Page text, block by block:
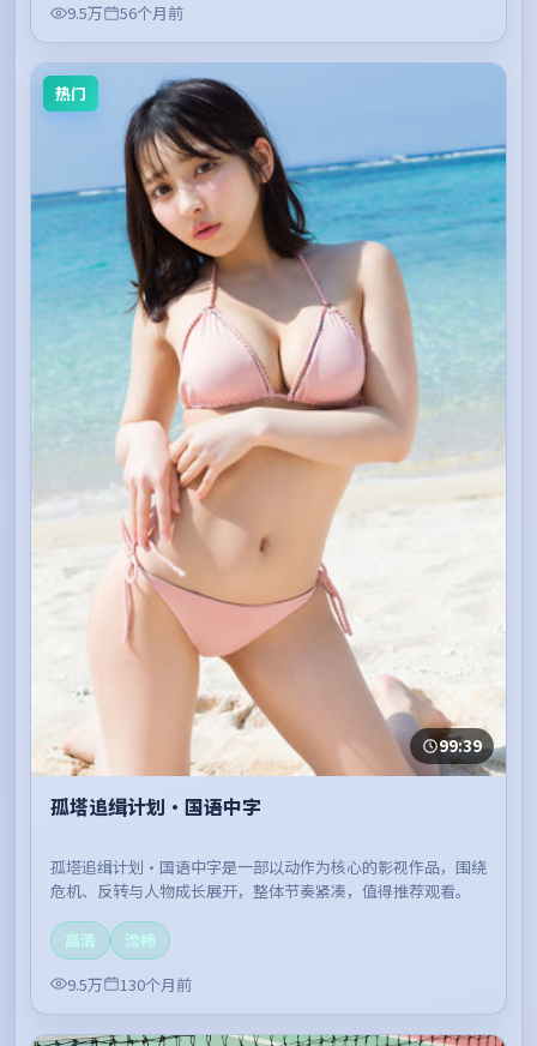
9.5万
56个月前
热门
99:39
孤塔追缉计划·国语中字
孤塔追缉计划·国语中字是一部以动作为核心的影视作品，围绕
危机、反转与人物成长展开，整体节奏紧凑，值得推荐观看。
高清
流畅
9.5万
130个月前